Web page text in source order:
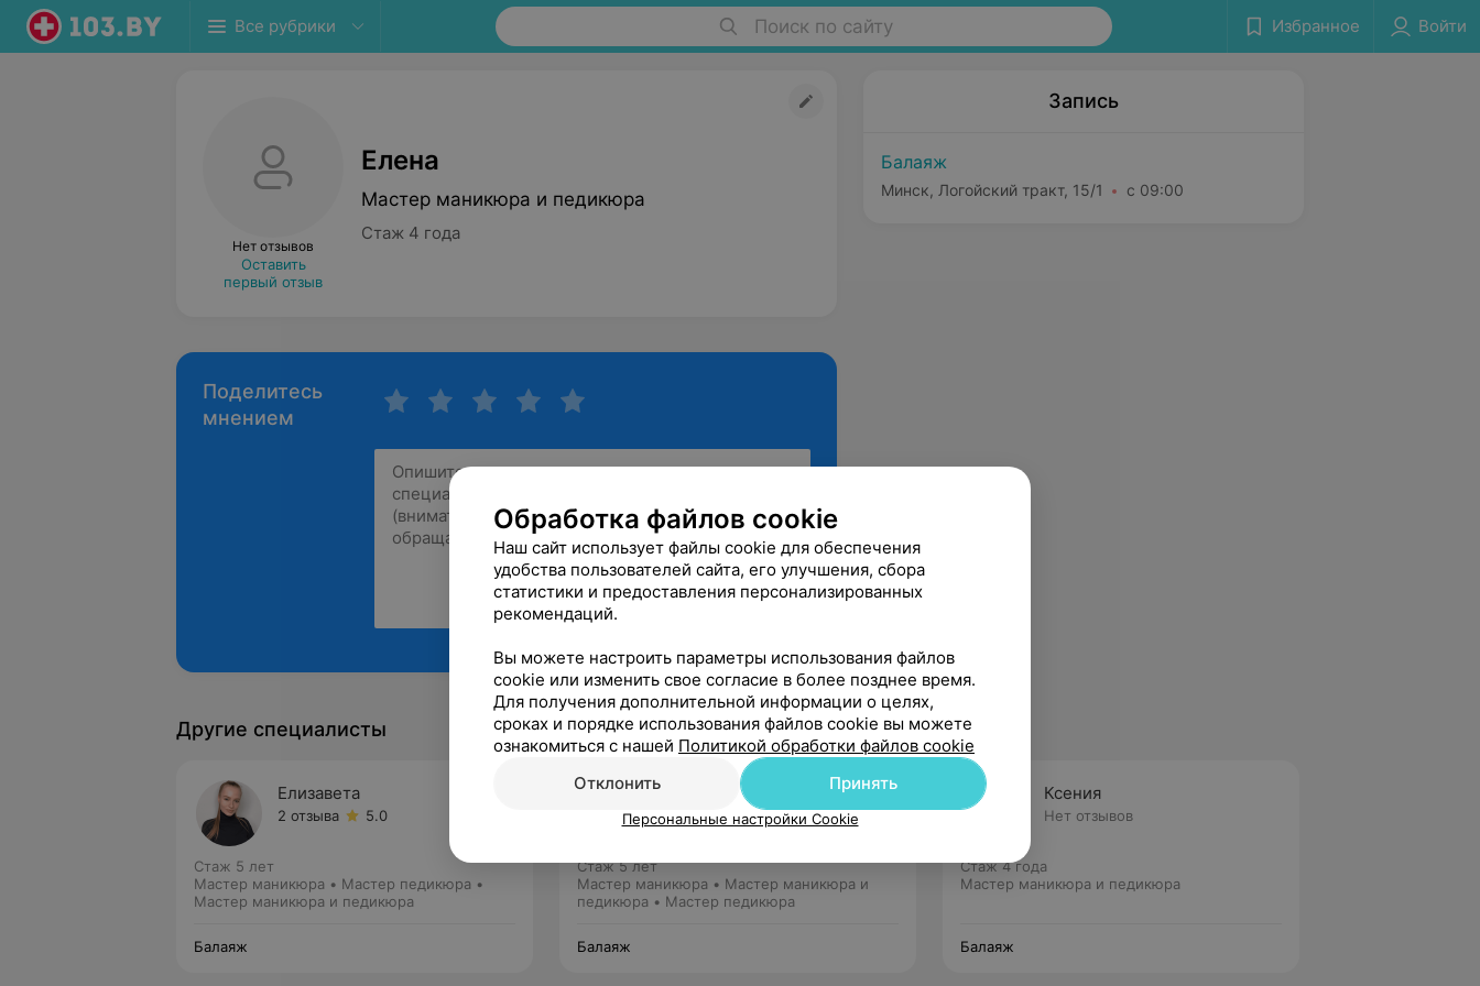
Все рубрики Поиск по сайту Избранное Войти
Нет отзывов
Оставить
первый отзыв
Елена
Мастер маникюра и педикюра
Стаж 4 года
Поделитесь
мнением
Рекомендую
Запись
Балаяж
Минск, Логойский тракт, 15/1 с 09:00
Другие специалисты
Елизавета
2 отзыва 5.0
Стаж 5 лет
Мастер маникюра • Мастер педикюра •
Мастер маникюра и педикюра
Балаяж
Нет отзывов
Стаж 5 лет
Мастер маникюра • Мастер маникюра и
педикюра • Мастер педикюра
Балаяж
Ксения
Нет отзывов
Стаж 4 года
Мастер маникюра и педикюра
Балаяж
Обработка файлов cookie
Наш сайт использует файлы cookie для обеспечения
удобства пользователей сайта, его улучшения, сбора
статистики и предоставления персонализированных
рекомендаций.
Вы можете настроить параметры использования файлов
cookie или изменить свое согласие в более позднее время.
Для получения дополнительной информации о целях,
сроках и порядке использования файлов cookie вы можете
ознакомиться с нашей Политикой обработки файлов cookie
Отклонить
Принять
Персональные настройки Cookie